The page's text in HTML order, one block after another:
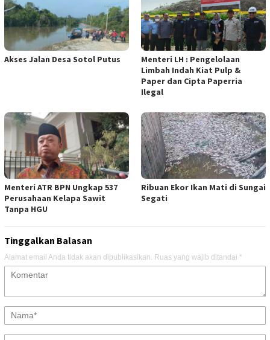
Akses Jalan Desa Sotol Putus
Menteri LH : Pengelolaan
Limbah Indah Kiat Pulp &
Paper dan Cipta Paperria
Ilegal
Menteri ATR BPN Ungkap 537
Perusahaan Kelapa Sawit
Tanpa HGU
Ribuan Ekor Ikan Mati di Sungai
Segati
Tinggalkan Balasan
Alamat email Anda tidak akan dipublikasikan. Ruas yang wajib ditandai *